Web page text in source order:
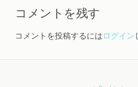
コメントを残す
コメントを投稿するには ログイン